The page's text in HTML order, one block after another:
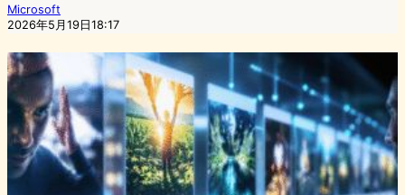
Microsoft
2026年5月19日18:17